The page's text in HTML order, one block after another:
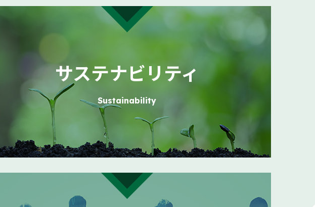
格展開に関するお知らせ （156KB）
するお知らせ （104KB）
（111KB）
サステナビリティ
Sustainability